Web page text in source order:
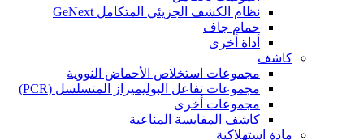
نظام الكشف الجزيئي المتكامل GeNext
حمام جاف
أداة أخرى
كاشف
مجموعات استخلاص الأحماض النووية
مجموعات تفاعل البوليميراز المتسلسل (PCR)
مجموعات أخرى
كاشف المقايسة المناعية
مادة استهلاكية